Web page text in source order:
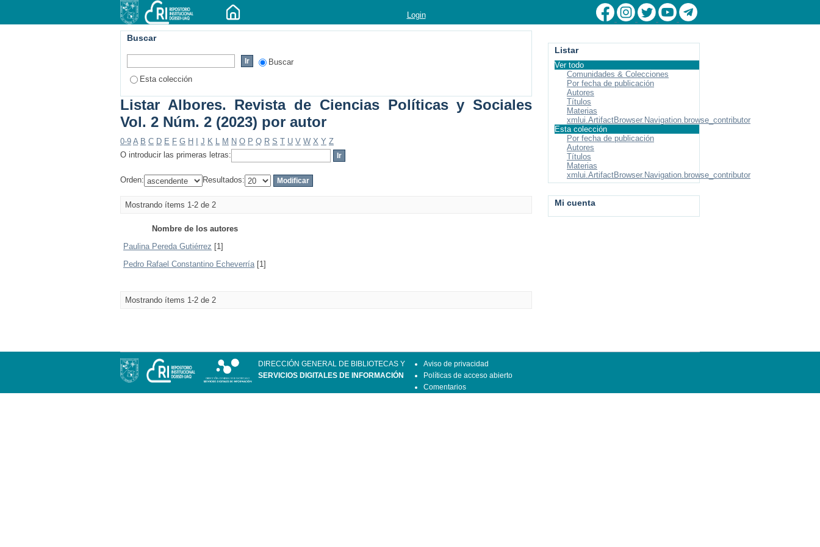
Login
Buscar
Buscar
Esta colección
Listar Albores. Revista de Ciencias Políticas y Sociales
Vol. 2 Núm. 2 (2023) por autor
0-9 A B C D E F G H J K L M N O P Q R S T U V W X Y Z
O introducir las primeras letras:
Orden: Resultados:
Mostrando ítems 1-2 de 2
Nombre de los autores
Paulina Pereda Gutiérrez [1]
Pedro Rafael Constantino Echeverría[1]
Mostrando ítems 1-2 de 2
Listar
Ver todo
Comunidades & Colecciones
Por fecha de publicación
Autores
Títulos
Materias
xmlui.ArtifactBrowser.Navigation.browse_contributor
Esta colección
Por fecha de publicación
Autores
Títulos
Materias
xmlui.ArtifactBrowser.Navigation.browse_contributor
Mi cuenta
DIRECCIÓN GENERAL DE BIBLIOTECAS Y
SERVICIOS DIGITALES DE INFORMACIÓN
Aviso de privacidad
Políticas de acceso abierto
Comentarios